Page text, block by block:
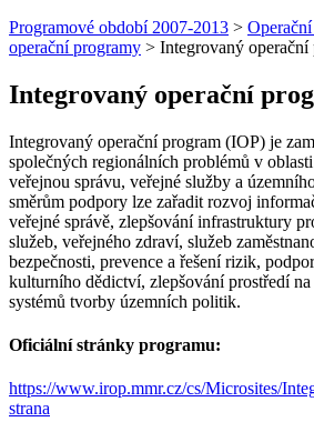
Programové období 2007-2013 >
operační programy > Integrovaný operační
Integrovaný operační
Integrovaný operační program (IOP) je
společných regionálních problémů v
veřejnou správu, veřejné služby a
směrům podpory lze zařadit rozvoj
veřejné správě, zlepšování infrastruktury
služeb, veřejného zdraví, služeb
bezpečnosti, prevence a řešení rizik,
kulturního dědictví, zlepšování prostředí
systémů tvorby územních politik.
Oficiální stránky programu:
https://www.irop.mmr.cz/cs/Microsites/
strana